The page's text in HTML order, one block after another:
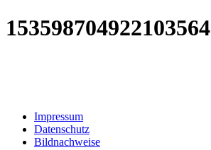
153598704922103564
Impressum
Datenschutz
Bildnachweise